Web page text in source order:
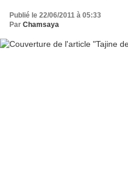
Publié le 22/06/2011 à 05:33
Par Chamsaya